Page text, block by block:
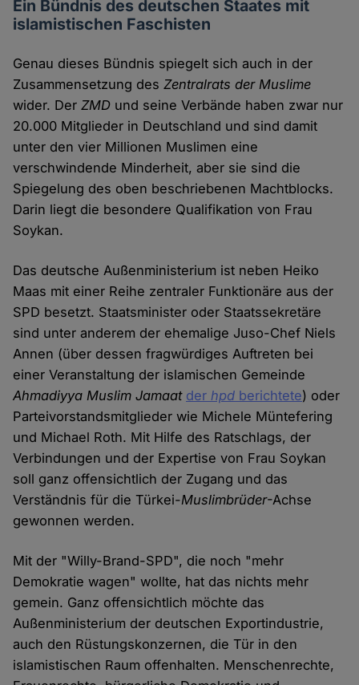
Ein Bündnis des deutschen Staates mit
islamistischen Faschisten
Genau dieses Bündnis spiegelt sich auch in der
Zusammensetzung desZentralrats der Muslime
wider. DerZMD und seine Verbände haben zwar nur
20.000 Mitglieder in Deutschland und sind damit
unter den vier Millionen Muslimen eine
verschwindende Minderheit, aber sie sind die
Spiegelung des oben beschriebenen Machtblocks.
Darin liegt die besondere Qualifikation von Frau
Soykan.
Das deutsche Außenministerium ist neben Heiko
Maas mit einer Reihe zentraler Funktionäre aus der
SPD besetzt. Staatsminister oder Staatssekretäre
sind unter anderem der ehemalige Juso-Chef Niels
Annen (über dessen fragwürdiges Auftreten bei
einer Veranstaltung der islamischen Gemeinde
Ahmadiyya Muslim Jamaat derhpd berichtete) oder
Parteivorstandsmitglieder wie Michele Müntefering
und Michael Roth. Mit Hilfe des Ratschlags, der
Verbindungen und der Expertise von Frau Soykan
soll ganz offensichtlich der Zugang und das
Verständnis für die Türkei-Muslimbrüder-Achse
gewonnen werden.
Mit der "Willy-Brand-SPD", die noch "mehr
Demokratie wagen" wollte, hat das nichts mehr
gemein. Ganz offensichtlich möchte das
Außenministerium der deutschen Exportindustrie,
auch den Rüstungskonzernen, die Tür in den
islamistischen Raum offenhalten. Menschenrechte,